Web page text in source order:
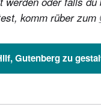
komm rüber zum
Gutenberg zu